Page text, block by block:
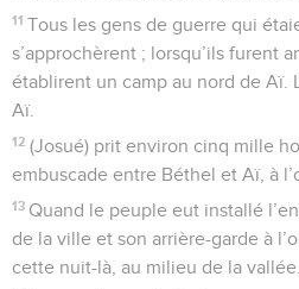
11 Tous les gens de guerre qui
s’approchèrent ; lorsqu’ils furent
établirent un camp au nord de Aï.
Aï.
12 (Josué) prit environ cinq mille
embuscade entre Béthel et Aï, à
13 Quand le peuple eut installé
de la ville et son arrière-garde à
cette nuit-là, au milieu de la vallée.